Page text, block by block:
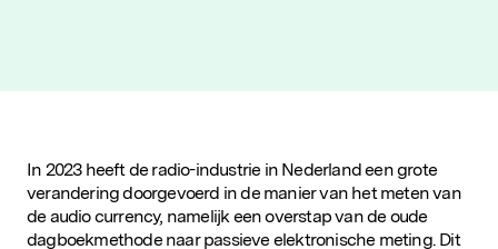
In 2023 heeft de radio-industrie in Nederland een grote
verandering doorgevoerd in de manier van het meten van
de audio currency, namelijk een overstap van de oude
dagboekmethode naar passieve elektronische meting. Dit